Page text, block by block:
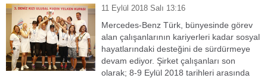
11 Eylül 2018 Salı 13:16
Mercedes-Benz Türk, bünyesinde görev
alan çalışanlarının kariyerleri kadar sosyal
hayatlarındaki desteğini de sürdürmeye
devam ediyor. Şirket çalışanları son
olarak; 8-9 Eylül 2018 tarihleri arasında